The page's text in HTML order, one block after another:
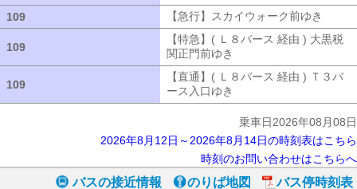
109
【急行】スカイウォーク前ゆき
109
【特急】( Ｌ８バース 経由 ) 大黒税
関正門前ゆき
109
【直通】( Ｌ８バース 経由 ) Ｔ３バ
ース入口ゆき
乗車日2026年08月08日
2026年8月12日～2026年8月14日の時刻表はこちら
時刻のお問い合わせはこちらへ
バスの接近情報 のりば地図
バス停時刻表